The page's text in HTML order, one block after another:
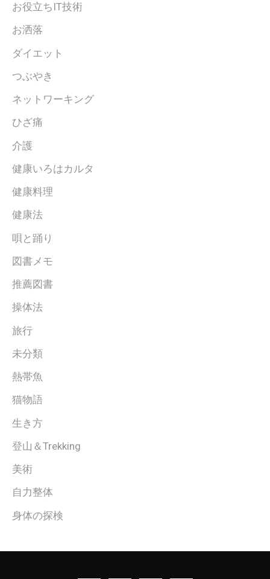
お役立ちIT技術
お洒落
ダイエット
つぶやき
ネットワーキング
ひざ痛
介護
健康いろはカルタ
健康料理
健康法
唄と踊り
図書メモ
推薦図書
操体法
旅行
未分類
熱帯魚
猫物語
生き方
登山＆Trekking
美術
自力整体
身体の探検